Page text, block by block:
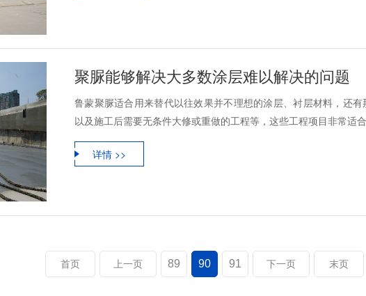
聚脲能够解决大多数涂层难以解决的问题
鲁蒙聚脲适合用来替代以往效果并不理想的涂层、衬层材料，还
以及施工后需要无条件大修或重做的工程等，这些工程项目非常适
详情 >>
首页 上一页 89 90 91 下一页 末页